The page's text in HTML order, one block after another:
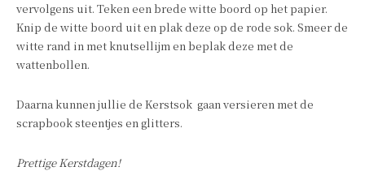
vervolgens uit. Teken een brede witte boord op het papier.
Knip de witte boord uit en plak deze op de rode sok. Smeer de
witte rand in met knutsellijm en beplak deze met de
wattenbollen.
Daarna kunnen jullie de Kerstsok gaan versieren met de
scrapbook steentjes en glitters.
Prettige Kerstdagen!